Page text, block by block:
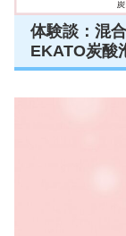
体験談：混
EKATO炭酸